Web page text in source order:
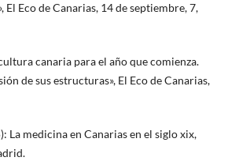
El Eco de Canarias, 14 de septiembre, 7,
canaria para el año que comienza.
de sus estructuras», El Eco de Canarias,
La medicina en Canarias en el siglo xix,